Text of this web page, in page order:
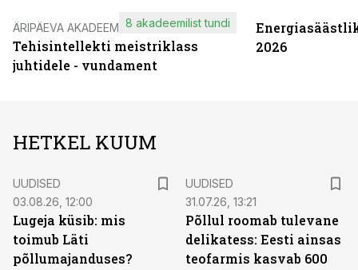
ÄRIPÄEVA AKADEEMIA
Tehisintellekti meistriklass
juhtidele - vundament
8 akadeemilist tundi
2026
HETKEL KUUM
UUDISED
03.08.26, 12:00
Lugeja küsib: mis
toimub Läti
põllumajanduses?
UUDISED
31.07.26, 13:21
Põllul roomab tulevane
delikatess: Eesti ainsas
teofarmis kasvab 600